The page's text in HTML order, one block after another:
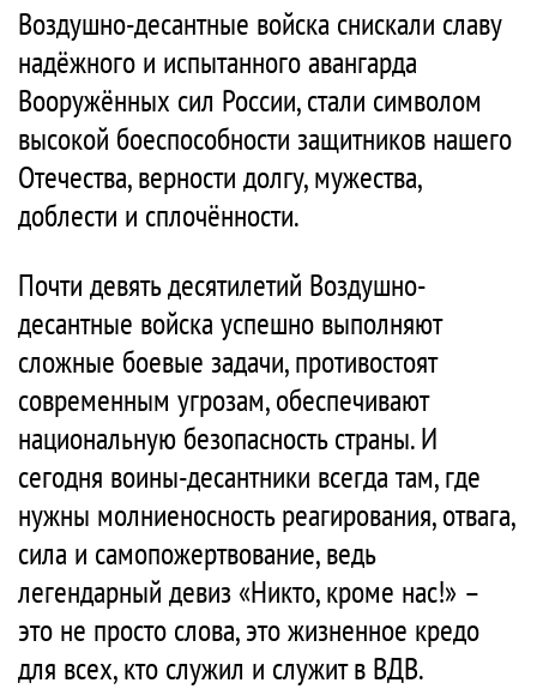
Воздушно-десантные войска снискали славу
надёжного и испытанного авангарда
Вооружённых сил России, стали символом
высокой боеспособности защитников нашего
Отечества, верности долгу, мужества,
доблести и сплочённости.
Почти девять десятилетий Воздушно-
десантные войска успешно выполняют
сложные боевые задачи, противостоят
современным угрозам, обеспечивают
национальную безопасность страны. И
сегодня воины-десантники всегда там, где
нужны молниеносность реагирования, отвага,
сила и самопожертвование, ведь
легендарный девиз «Никто, кроме нас!» –
это не просто слова, это жизненное кредо
для всех, кто служил и служит в ВДВ.